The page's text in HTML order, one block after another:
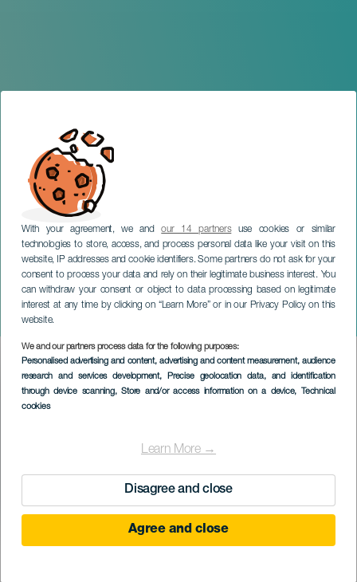
With your agreement, we andour 14 partnersuse cookies or similar
technologies to store, access, and process personal data like your visit on this
website, IP addresses and cookie identifiers. Some partners do not ask for your
consent to process your data and rely on their legitimate business interest. You
can withdraw your consent or object to data processing based on legitimate
interest at any time by clicking on “Learn More” or in our Privacy Policy on this
website.
We and our partners process data for the following purposes:
Personalised advertising and content, advertising and content measurement, audience
research and services development, Precise geolocation data, and identification
through device scanning, Store and/or access information on a device, Technical
cookies
Learn More →
Disagree and close
Agree and close
Borfesztivál
TENERIFE
Imagen
Listado